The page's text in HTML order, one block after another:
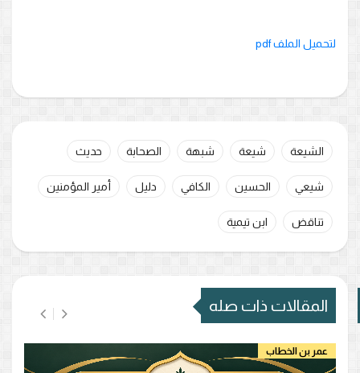
لتحميل الملف pdf
الشيعة شيعة شبهة الصحابة حديث
شيعي الحسين الكافي دليل أمير المؤمنين
تناقض ابن تيمية
المقالات ذات صله
عمر بن الخطاب